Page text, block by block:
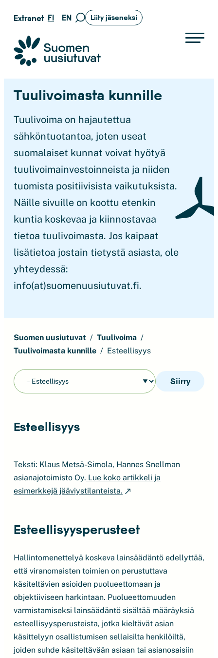
Siirry
sisältöön
Extranet FI EN
Siirry
Liity jäseneksi
Suomen uusiutuvat ry
Tuulivoimasta kunnille
Tuulivoima on hajautettua
sähköntuotantoa, joten useat
suomalaiset kunnat voivat hyötyä
tuulivoimainvestoinneista ja niiden
tuomista positiivisista vaikutuksista.
Näille sivuille on koottu etenkin
kuntia koskevaa ja kiinnostavaa
tietoa tuulivoimasta. Jos kaipaat
lisätietoa jostain tietystä asiasta, ole
yhteydessä:
info(at)suomenuusiutuvat.fi.
Suomen uusiutuvat
Tuulivoima
Tuulivoimasta kunnille
Esteellisyys
Siirry
Esteellisyys
Teksti: Klaus Metsä-Simola, Hannes Snellman
asianajotoimisto Oy. Lue koko artikkeli ja
esimerkkejä jääviystilanteista.
Esteellisyysperusteet
Hallintomenettelyä koskeva lainsäädäntö edellyttää,
että viranomaisten toimien on perustuttava
käsiteltävien asioiden puolueettomaan ja
objektiiviseen harkintaan. Puolueettomuuden
varmistamiseksi lainsäädäntö sisältää määräyksiä
esteellisyysperusteista, jotka kieltävät asian
käsittelyyn osallistumisen sellaisilta henkilöiltä,
joiden suhde käsiteltävään asiaan tai asianosaisiin